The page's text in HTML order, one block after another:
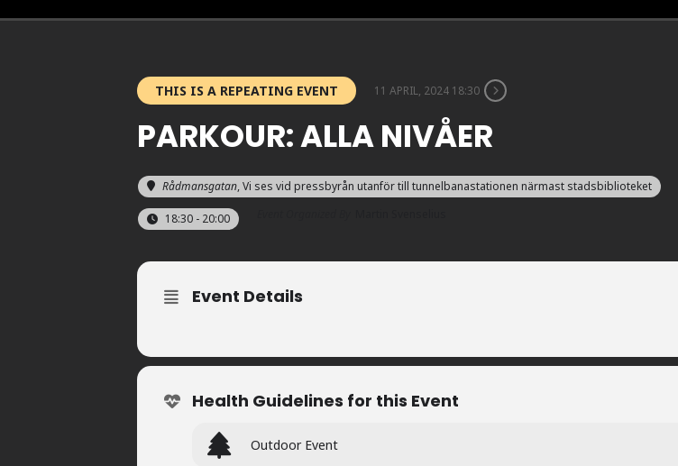
THIS IS A REPEATING EVENT 11 APRIL, 2024 18:30
PARKOUR: ALLA NIVÅER
Rådmansgatan, Vi ses vid pressbyrån utanför till tunnelbanastationen närmast stadsbiblioteket
18:30 - 20:00
Event Details
Health Guidelines for this Event
Outdoor Event